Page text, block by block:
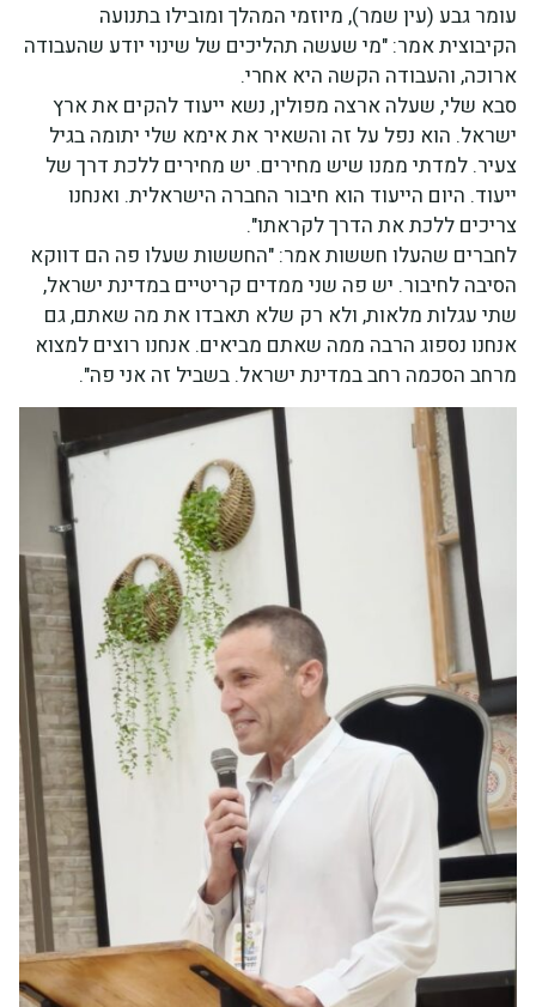
עומר גבע (עין שמר), מיוזמי המהלך ומובילו בתנועה
הקיבוצית אמר: "מי שעשה תהליכים של שינוי יודע שהעבודה
ארוכה, והעבודה הקשה היא אחרי.
סבא שלי, שעלה ארצה מפולין, נשא ייעוד להקים את ארץ
ישראל. הוא נפל על זה והשאיר את אימא שלי יתומה בגיל
צעיר. למדתי ממנו שיש מחירים. יש מחירים ללכת דרך של
ייעוד. היום הייעוד הוא חיבור החברה הישראלית. ואנחנו
צריכים ללכת את הדרך לקראתו".
לחברים שהעלו חששות אמר: "החששות שעלו פה הם דווקא
הסיבה לחיבור. יש פה שני ממדים קריטיים במדינת ישראל,
שתי עגלות מלאות, ולא רק שלא תאבדו את מה שאתם, גם
אנחנו נספוג הרבה ממה שאתם מביאים. אנחנו רוצים למצוא
מרחב הסכמה רחב במדינת ישראל. בשביל זה אני פה".